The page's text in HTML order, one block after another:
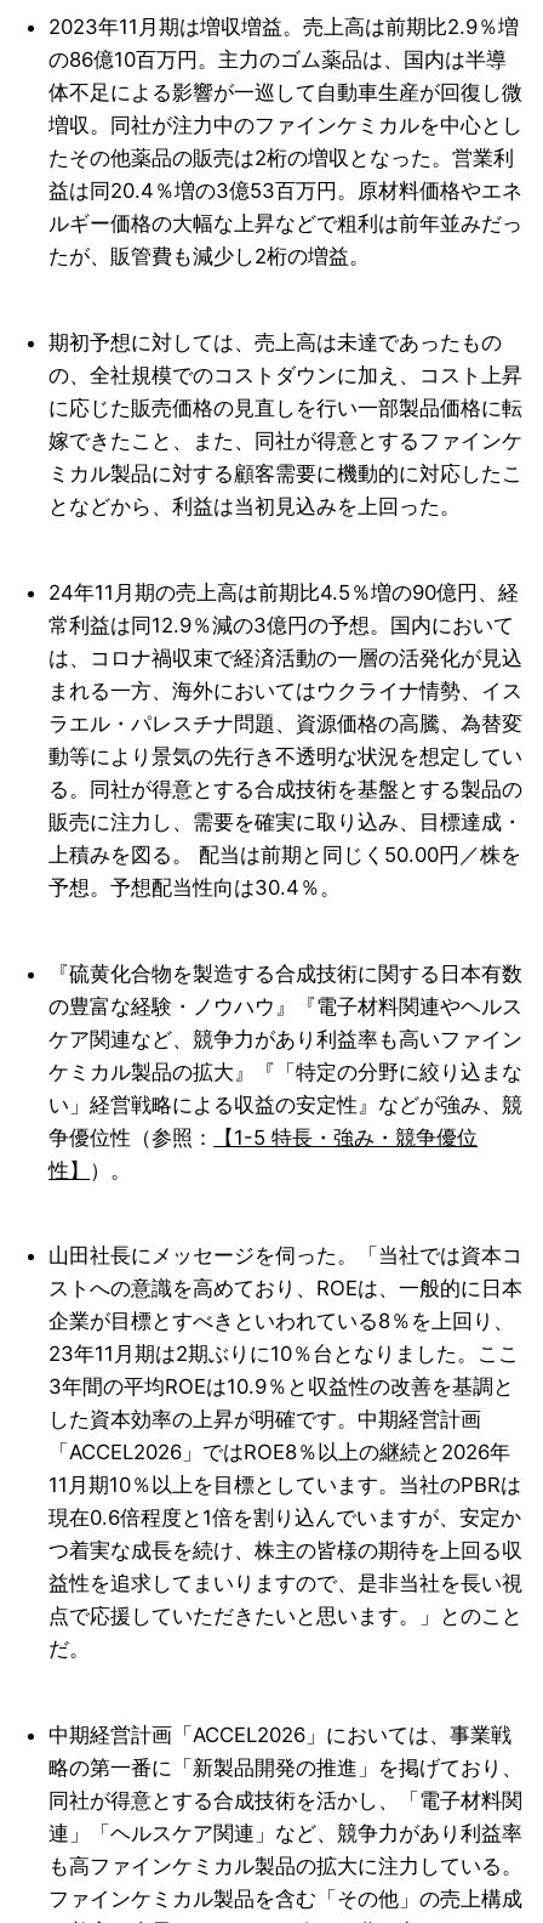
2023年11月期は増収増益。売上高は前期比2.9％増
の86億10百万円。主力のゴム薬品は、国内は半導
体不足による影響が一巡して自動車生産が回復し微
増収。同社が注力中のファインケミカルを中心とし
たその他薬品の販売は2桁の増収となった。営業利
益は同20.4％増の3億53百万円。原材料価格やエネ
ルギー価格の大幅な上昇などで粗利は前年並みだっ
たが、販管費も減少し2桁の増益。
期初予想に対しては、売上高は未達であったもの
の、全社規模でのコストダウンに加え、コスト上昇
に応じた販売価格の見直しを行い一部製品価格に転
嫁できたこと、また、同社が得意とするファインケ
ミカル製品に対する顧客需要に機動的に対応したこ
となどから、利益は当初見込みを上回った。
24年11月期の売上高は前期比4.5％増の90億円、経
常利益は同12.9％減の3億円の予想。国内において
は、コロナ禍収束で経済活動の一層の活発化が見込
まれる一方、海外においてはウクライナ情勢、イス
ラエル・パレスチナ問題、資源価格の高騰、為替変
動等により景気の先行き不透明な状況を想定してい
る。同社が得意とする合成技術を基盤とする製品の
販売に注力し、需要を確実に取り込み、目標達成・
上積みを図る。 配当は前期と同じく50.00円／株を
予想。予想配当性向は30.4％。
『硫黄化合物を製造する合成技術に関する日本有数
の豊富な経験・ノウハウ』『電子材料関連やヘルス
ケア関連など、競争力があり利益率も高いファイン
ケミカル製品の拡大』『「特定の分野に絞り込まな
い」経営戦略による収益の安定性』などが強み、競
争優位性（参照：
【1-5 特長・強み・競争優位
性】 ）。
山田社長にメッセージを伺った。「当社では資本コ
ストへの意識を高めており、ROEは、一般的に日本
企業が目標とすべきといわれている8％を上回り、
23年11月期は2期ぶりに10％台となりました。ここ
3年間の平均ROEは10.9％と収益性の改善を基調と
した資本効率の上昇が明確です。中期経営計画
「ACCEL2026」ではROE8％以上の継続と2026年
11月期10％以上を目標としています。当社のPBRは
現在0.6倍程度と1倍を割り込んでいますが、安定か
つ着実な成長を続け、株主の皆様の期待を上回る収
益性を追求してまいりますので、是非当社を長い視
点で応援していただきたいと思います。」とのこと
だ。
中期経営計画「ACCEL2026」においては、事業戦
略の第一番に「新製品開発の推進」を掲げており、
同社が得意とする合成技術を活かし、「電子材料関
連」「ヘルスケア関連」など、競争力があり利益率
も高ファインケミカル製品の拡大に注力している。
ファインケミカル製品を含む「その他」の売上構成